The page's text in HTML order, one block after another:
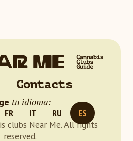
Contacts
tu idioma:
FR IT RU ES
clubs Near Me. All rights
reserved.